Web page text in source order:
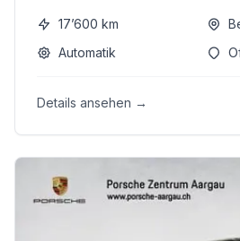
17’600 km
Automatik
Details ansehen →